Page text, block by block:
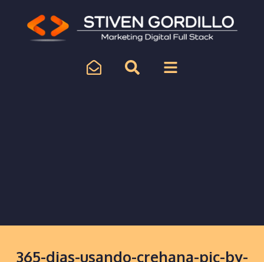
365-dias-usando-crehana-pic-by-